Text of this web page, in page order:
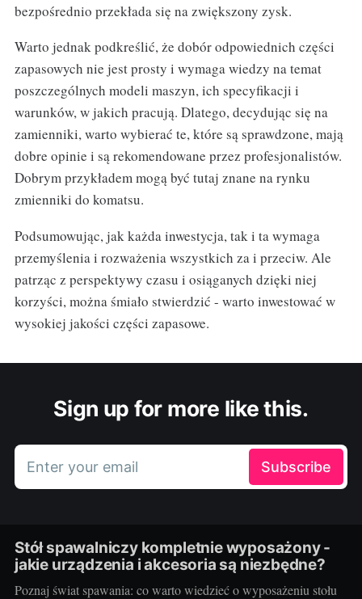
bezpośrednio przekłada się na zwiększony zysk.
Warto jednak podkreślić, że dobór odpowiednich części
zapasowych nie jest prosty i wymaga wiedzy na temat
poszczególnych modeli maszyn, ich specyfikacji i
warunków, w jakich pracują. Dlatego, decydując się na
zamienniki, warto wybierać te, które są sprawdzone, mają
dobre opinie i są rekomendowane przez profesjonalistów.
Dobrym przykładem mogą być tutaj znane na rynku
zmienniki do komatsu.
Podsumowując, jak każda inwestycja, tak i ta wymaga
przemyślenia i rozważenia wszystkich za i przeciw. Ale
patrząc z perspektywy czasu i osiąganych dzięki niej
korzyści, można śmiało stwierdzić - warto inwestować w
wysokiej jakości części zapasowe.
Sign up for more like this.
Enter your email Subscribe
Stół spawalniczy kompletnie wyposażony -
jakie urządzenia i akcesoria są niezbędne?
Poznaj świat spawania: co warto wiedzieć o wyposażeniu stołu